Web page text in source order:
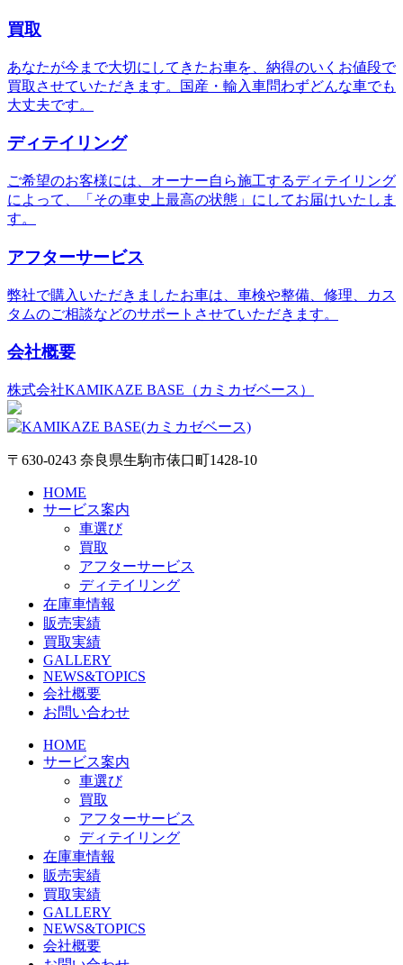
買取
あなたが今まで大切にしてきたお車を、納得のいくお値段で
買取させていただきます。国産・輸入車問わずどんな車でも
大丈夫です。
ディテイリング
ご希望のお客様には、オーナー自ら施工するディテイリング
によって、「その車史上最高の状態」にしてお届けいたしま
す。
アフターサービス
弊社で購入いただきましたお車は、車検や整備、修理、カス
タムのご相談などのサポートさせていただきます。
会社概要
株式会社KAMIKAZE BASE（カミカゼベース）
〒630-0243 奈良県生駒市俵口町1428-10
HOME
サービス案内
車選び
買取
アフターサービス
ディテイリング
在庫車情報
販売実績
買取実績
GALLERY
NEWS&TOPICS
会社概要
お問い合わせ
HOME
サービス案内
車選び
買取
アフターサービス
ディテイリング
在庫車情報
販売実績
買取実績
GALLERY
NEWS&TOPICS
会社概要